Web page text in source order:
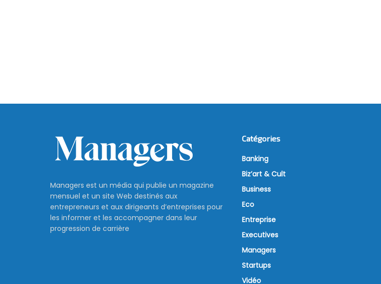
Managers est un média qui publie un magazine
mensuel et un site Web destinés aux
entrepreneurs et aux dirigeants d’entreprises pour
les informer et les accompagner dans leur
progression de carrière
Catégories
Banking
Biz’art & Cult
Business
Eco
Entreprise
Executives
Managers
Startups
Vidéo